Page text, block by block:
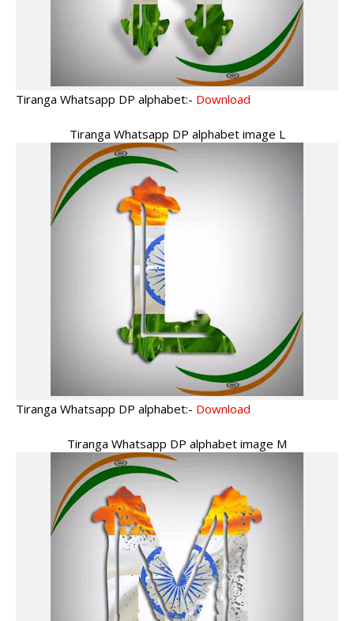
Tiranga Whatsapp DP alphabet:- Download
Tiranga Whatsapp DP alphabet image L
Tiranga Whatsapp DP alphabet:- Download
Tiranga Whatsapp DP alphabet image M